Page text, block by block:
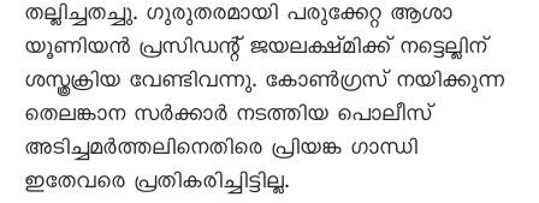
തല്ലിച്ചതച്ചു. ഗുരുതരമായി പരുക്കേറ്റ ആശാ
യൂണിയൻ പ്രസിഡന്റ് ജയലക്ഷ്മിക്ക് നട്ടെല്ലിന്
ശസ്ത്രക്രിയ വേണ്ടിവന്നു. കോൺഗ്രസ് നയിക്കുന്ന
തെലങ്കാന സർക്കാർ നടത്തിയ പൊലീസ്
അടിച്ചമർത്തലിനെതിരെ പ്രിയങ്ക ഗാന്ധി
ഇതേവരെ പ്രതികരിച്ചിട്ടില്ല.